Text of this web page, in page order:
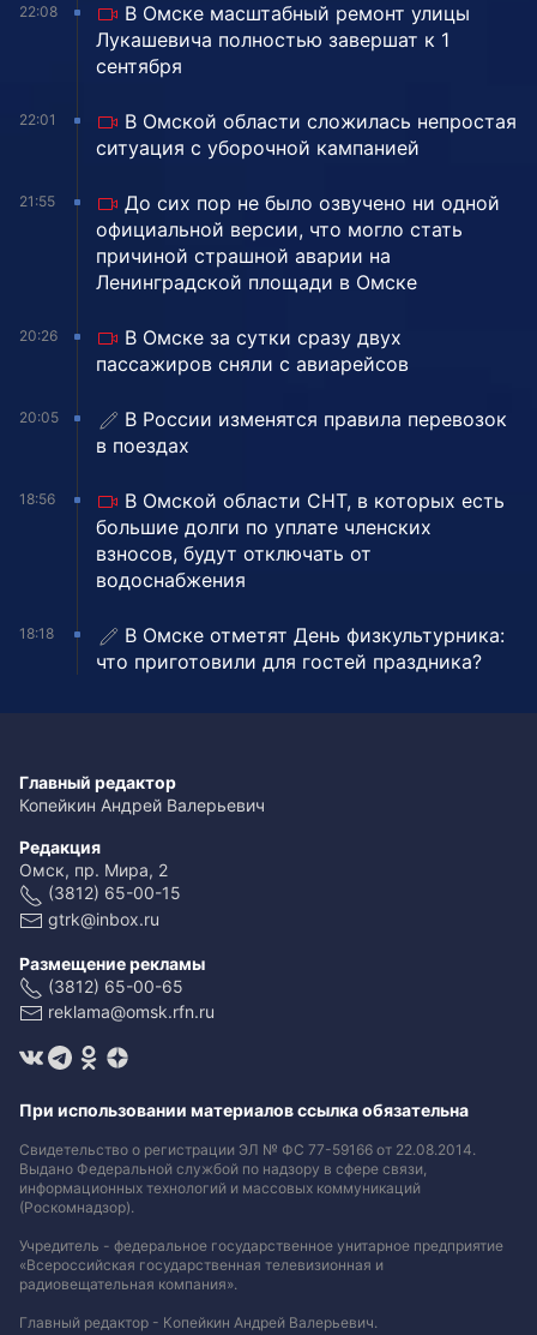
22:08
В Омске масштабный ремонт улицы
Лукашевича полностью завершат к 1
сентября
22:01
В Омской области сложилась непростая
ситуация с уборочной кампанией
21:55
До сих пор не было озвучено ни одной
официальной версии, что могло стать
причиной страшной аварии на
Ленинградской площади в Омске
20:26
В Омске за сутки сразу двух
пассажиров сняли с авиарейсов
20:05
В России изменятся правила перевозок
в поездах
18:56
В Омской области СНТ, в которых есть
большие долги по уплате членских
взносов, будут отключать от
водоснабжения
18:18
В Омске отметят День физкультурника:
что приготовили для гостей праздника?
Главный редактор
Копейкин Андрей Валерьевич
Редакция
Омск, пр. Мира, 2
(3812) 65-00-15
gtrk@inbox.ru
Размещение рекламы
(3812) 65-00-65
reklama@omsk.rfn.ru
При использовании материалов ссылка обязательна
Свидетельство о регистрации ЭЛ № ФС 77-59166 от 22.08.2014.
Выдано Федеральной службой по надзору в сфере связи,
информационных технологий и массовых коммуникаций
(Роскомнадзор).
Учредитель - федеральное государственное унитарное предприятие
«Всероссийская государственная телевизионная и
радиовещательная компания».
Главный редактор - Копейкин Андрей Валерьевич.